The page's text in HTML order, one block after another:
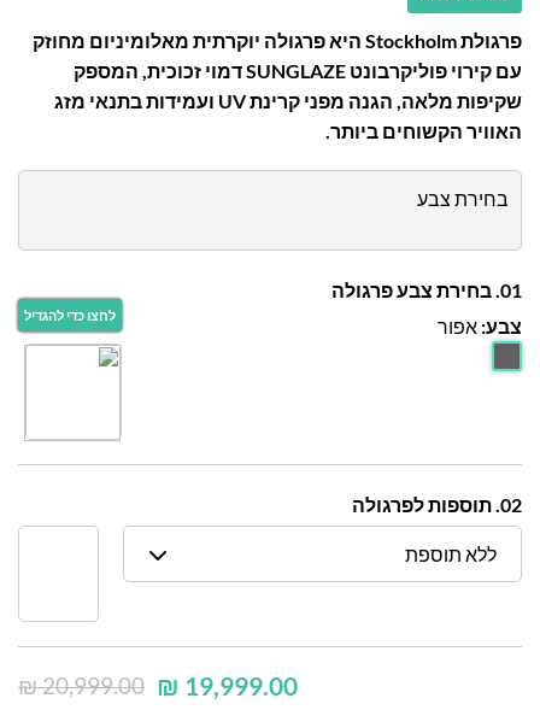
פרגולת Stockholm היא פרגולה יוקרתית מאלומיניום מחוזק
עם קירוי פוליקרבונט SUNGLAZE דמוי זכוכית, המספק
שקיפות מלאה, הגנה מפני קרינת UV ועמידות בתנאי מזג
האוויר הקשוחים ביותר.
בחירת צבע
01. בחירת צבע פרגולה
צבע: אפור
02. תוספות לפרגולה
ללא תוספת
₪20,999.00 ₪ 19,999.00